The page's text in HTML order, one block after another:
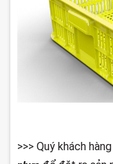
>>> Quý khách